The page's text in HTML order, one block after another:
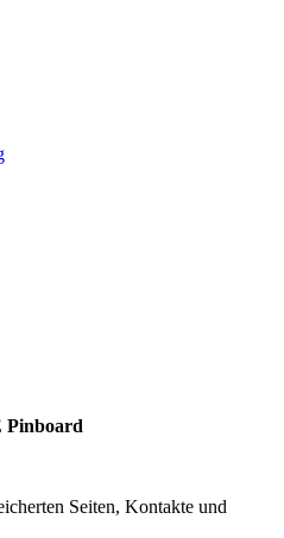
Pinboard
Seiten, Kontakte und